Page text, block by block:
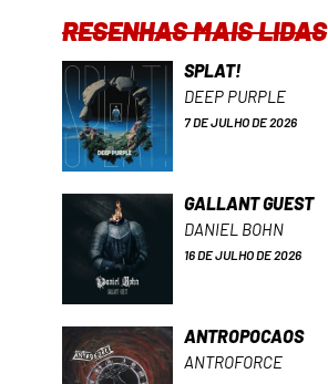
RESENHAS MAIS LIDAS
SPLAT!
DEEP PURPLE
7 DE JULHO DE 2026
GALLANT GUEST
DANIEL BOHN
16 DE JULHO DE 2026
ANTROPOCAOS
ANTROFORCE